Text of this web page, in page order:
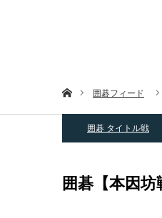
ホーム囲碁フィード
囲碁 タイトル戦
囲碁【本因